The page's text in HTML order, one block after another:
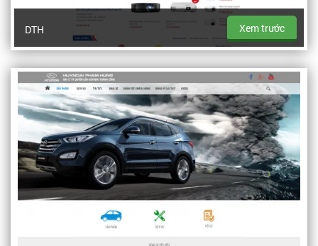
DTH Xem trước